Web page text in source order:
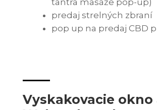
predaj strelných zbraní
pop up na predaj CBD
Vyskakovacie okno